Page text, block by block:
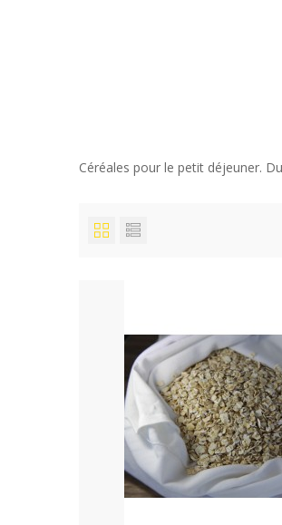
Céréales pour le petit déjeuner.